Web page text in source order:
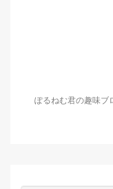
ぽるねむ君の趣味ブ